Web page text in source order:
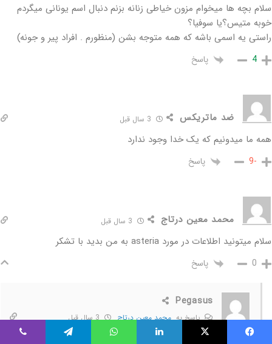
سلام بچه ها میخوام مزون خیاطی زنانه بزنم دنبال اسم یونانی میگردم
خوبه متیس؟یا سوفیا؟
راستی یه اسمی باشه که همه متوجه بشن (منظورم . افراد پیر و جونه)
4 پاسخ
ضد ماتریکس
همه ما میدونیم که یک خدا وجود ندارد
-9 پاسخ
محمد معین درتاج
سلام میتونید اطلاعات در مورد asteria به من بدید با تشکر
0 پاسخ
Pegasus
پاسخ بهمحمد معین درتاج 3 سال قبل
اِستِریا خدای برق و ستاره ها بوده